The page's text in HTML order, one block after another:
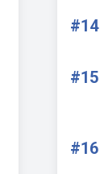
#14
#15
#16